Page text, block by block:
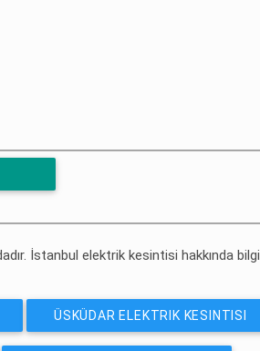
İstanbul elektrik kesintisi hakkında bilgi
ÜSKÜDAR ELEKTRIK KESINTISI